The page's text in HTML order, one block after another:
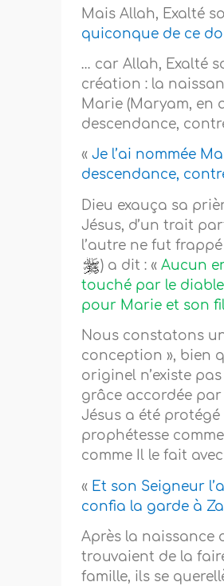
Mais Allah, Exalté
quiconque de ce
… car Allah, Exalté
création : la
Marie (Maryam, en
descendance,
«Je l’ai nommée
descendance,
Dieu exauça sa
Jésus, d’un trait
l’autre ne fut
) a dit : «Aucun
touché par le
pour Marie et son
Nous constatons
conception », bien
originel n’existe
grâce accordée par
Jésus a été
prophétesse
comme Il le fait
« Et son Seigneur
confia la garde à
Après la naissance
trouvaient de la
famille, ils se